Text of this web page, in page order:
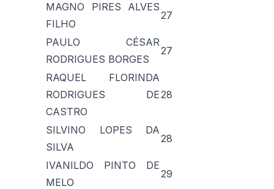
MAGNO PIRES ALVES
FILHO
27
PAULO CÉSAR
RODRIGUES BORGES
27
RAQUEL FLORINDA
RODRIGUES DE
CASTRO
28
SILVINO LOPES DA
SILVA
28
IVANILDO PINTO DE
MELO
29